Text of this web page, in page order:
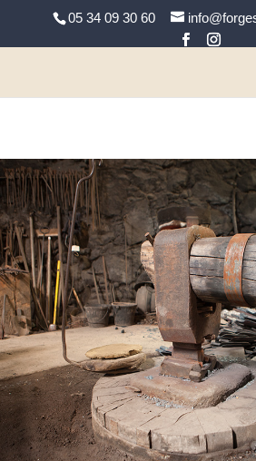
05 34 09 30 60